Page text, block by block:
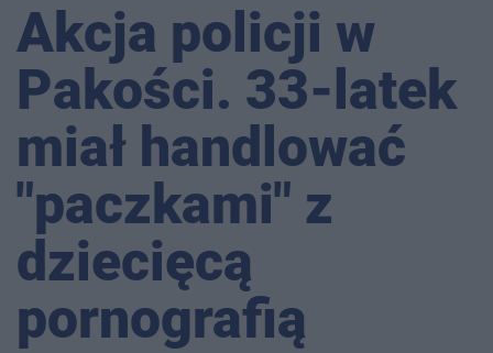
Akcja policji w
Pakości. 33-latek
miał handlować
"paczkami" z
dziecięcą
pornografią